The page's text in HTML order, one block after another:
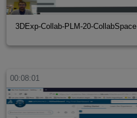
3DExp-Collab-PLM-20-CollabSpace
00:08:01